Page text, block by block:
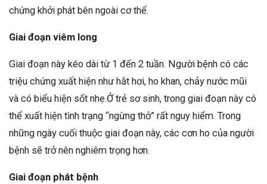
chứng khởi phát bên ngoài cơ thể.
Giai đoạn viêm long
Giai đoạn này kéo dài từ 1 đến 2 tuần. Người bệnh có các
triệu chứng xuất hiện như hắt hơi, ho khan, chảy nước mũi
và có biểu hiện sốt nhẹ.Ở trẻ sơ sinh, trong giai đoạn này có
thể xuất hiện tình trạng “ngừng thở” rất nguy hiểm. Trong
những ngày cuối thuộc giai đoạn này, các cơn ho của người
bệnh sẽ trở nên nghiêm trọng hơn.
Giai đoạn phát bệnh